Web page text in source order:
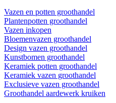
Vazen en potten groothandel
Plantenpotten groothandel
Vazen inkopen
Bloemenvazen groothandel
Design vazen groothandel
Kunstbomen groothandel
Keramiek potten groothandel
Keramiek vazen groothandel
Exclusieve vazen groothandel
Groothandel aardewerk kruiken